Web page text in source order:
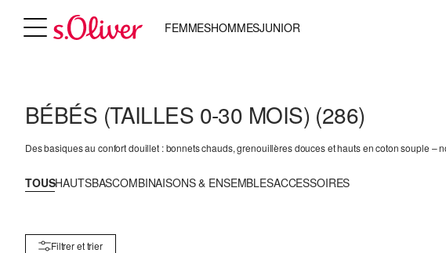
FEMMESHOMMESJUNIOR
BÉBÉS (TAILLES 0-30 MOIS) (286)
Des basiques au confort douillet : bonnets chauds, grenouillères douces et hauts en coton souple
TOUSHAUTSBASCOMBINAISONS & ENSEMBLESACCESSOIRES
Filtrer et trier